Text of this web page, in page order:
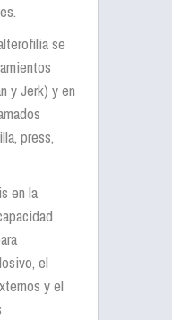
se
y Jerk) y en
press,
en la
el
y el